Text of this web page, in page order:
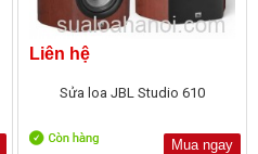
Liên hệ
Sửa loa JBL Studio 610
Mua ngay